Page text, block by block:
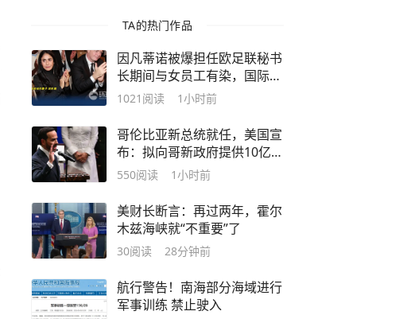
TA的热门作品
因凡蒂诺被爆担任欧足联秘书
长期间与女员工有染，国际足
联、欧足联相继回应
1021 阅读 1小时前
哥伦比亚新总统就任，美国宣
布：拟向哥新政府提供10亿美
元安全援助
550阅读 1小时前
美财长断言：再过两年，霍尔
木兹海峡就“不重要”了
30阅读 28分钟前
航行警告！南海部分海域进行
军事训练 禁止驶入